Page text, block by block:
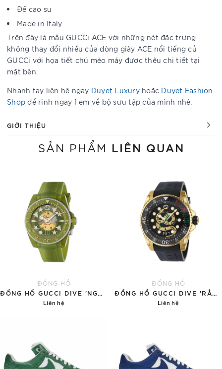
Đế cao su
Made in Italy
Trên đây là mẫu GUCCi ACE với những nét đặc trưng
không thay đổi nhiều của dòng giày ACE nổi tiếng củ
GUCCi với họa tiết chú mèo máy được thêu chi tiết tại
mặt bên.
Nhanh tay liên hệ ngay Duyet Luxuryhoặc Duyet Fashion
Shop để rinh ngay 1 em về bộ sưu tập của mình nhé.
GIỚI THIỆU
SẢN PHẨM LIÊN QUAN
ĐỒNG HỒ
ĐỒNG HỒ GUCCI DIVE 'NGỌC BÍCH'
Liên hệ
ĐỒNG HỒ
ĐỒNG HỒ GUCCI DIVE 'RẮN VÀNG'
Liên hệ